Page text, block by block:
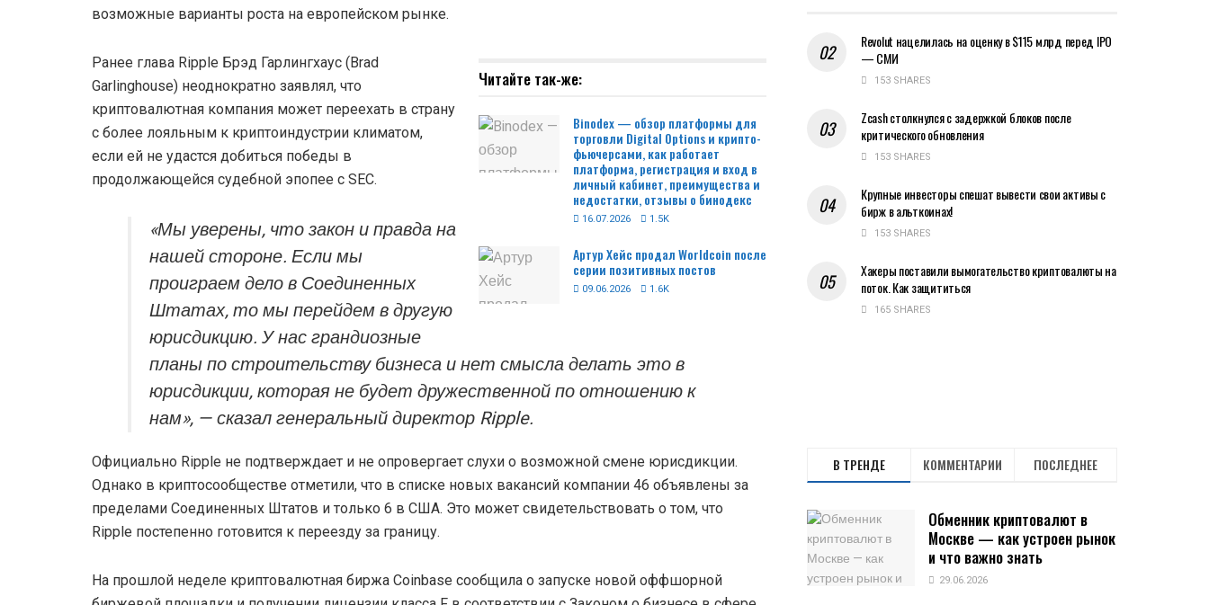
возможные варианты роста на европейском рынке.
Читайте так-же:
Binodex — обзор платформы для
торговли Digital Options и крипто-
фьючерсами, как работает
платформа, регистрация и вход в
личный кабинет, преимущества и
недостатки, отзывы о бинодекс
16.07.2026 1.5K
Артур Хейс продал Worldcoin после
серии позитивных постов
09.06.2026 1.6K
Ранее глава Ripple Брэд Гарлингхаус (Brad
Garlinghouse) неоднократно заявлял, что
криптовалютная компания может переехать в страну
с более лояльным к криптоиндустрии климатом,
если ей не удастся добиться победы в
продолжающейся судебной эпопее с SEC.
«Мы уверены, что закон и правда на
нашей стороне. Если мы
проиграем дело в Соединенных
Штатах, то мы перейдем в другую
юрисдикцию. У нас грандиозные
планы по строительству бизнеса и нет смысла делать это в
юрисдикции, которая не будет дружественной по отношению к
нам», — сказал генеральный директор Ripple.
Официально Ripple не подтверждает и не опровергает слухи о возможной смене юрисдикции.
Однако в криптосообществе отметили, что в списке новых вакансий компании 46 объявлены за
пределами Соединенных Штатов и только 6 в США. Это может свидетельствовать о том, что
Ripple постепенно готовится к переезду за границу.
На прошлой неделе криптовалютная биржа Coinbase сообщила о запуске новой оффшорной
Revolut нацелилась на оценку в $115 млрд перед IPO
— СМИ
153 SHARES
Zcash столкнулся с задержкой блоков после
критического обновления
153 SHARES
Крупные инвесторы спешат вывести свои активы с
бирж в альткоинах!
153 SHARES
Хакеры поставили вымогательство криптовалюты на
поток. Как защититься
165 SHARES
В ТРЕНДЕ КОММЕНТАРИИ ПОСЛЕДНЕЕ
Обменник криптовалют в
Москве — как устроен рынок
и что важно знать
29.06.2026